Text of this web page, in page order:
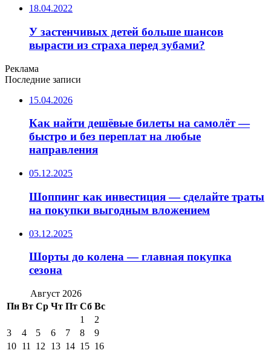
18.04.2022
У застенчивых детей больше шансов
вырасти из страха перед зубами?
Реклама
Последние записи
15.04.2026
Как найти дешёвые билеты на самолёт —
быстро и без переплат на любые
направления
05.12.2025
Шоппинг как инвестиция — сделайте траты
на покупки выгодным вложением
03.12.2025
Шорты до колена — главная покупка
сезона
Август 2026
Пн Вт Ср Чт Пт Сб Вс
1
2
3
4 5 6 7 8
9
10 11 12 13 14 15 16